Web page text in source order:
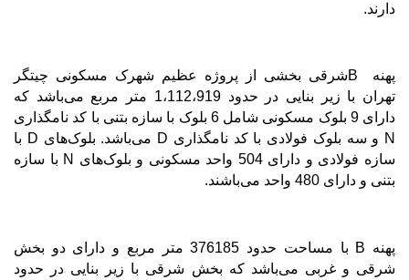
دارند.
پهنه Bشرقی بخشی از پروژه عظیم شهرک مسکونی چیتگر
تهران با زیر بنایی در حدود 1،112،919 متر مربع می
باشد که
دارای 9 بلوک مسکونی شامل 6 بلوک با سازه بتنی با کد نامگذاری
N و سه بلوک فولادی با کد نامگذاری D میباشد. بلوکهای D با
سازه فولادی و دارای 504 واحد مسکونی و بلوک
های N با سازه
بتنی و دارای 480 واحد می
باشند.
پهنه B
با مساحت حدود 376185 متر مربع و دارای دو بخش
شرقی و غربی میباشد که بخش شرقی با زیر بنایی در حدود